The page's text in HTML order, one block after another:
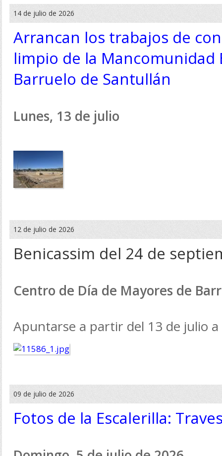
14 de julio de 2026
Arrancan los trabajos de
limpio de la Mancomunidad
Barruelo de Santullán
Lunes, 13 de julio
12 de julio de 2026
Benicassim del 24 de
Centro de Día de Mayores de
Apuntarse a partir del 13 de julio
09 de julio de 2026
Fotos de la Escalerilla: